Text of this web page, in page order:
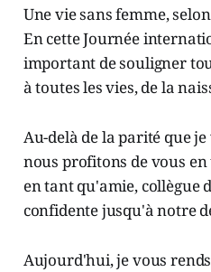
Une vie sans femme,
En cette Journée
important de souligner
à toutes les vies, de la
Au-delà de la parité que
nous profitons de vous
en tant qu'amie, collègue
confidente jusqu'à notre
Aujourd'hui, je vous